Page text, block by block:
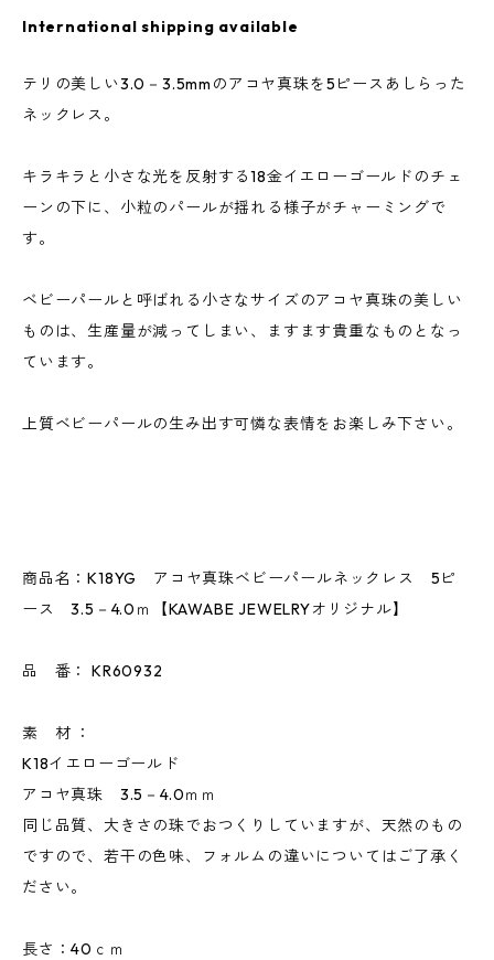
International shipping available
テリの美しい3.0－3.5mmのアコヤ真珠を5ピースあしらった
ネックレス。
キラキラと小さな光を反射する18金イエローゴールドのチェ
ーンの下に、小粒のパールが揺れる様子がチャーミングで
す。
ベビーパールと呼ばれる小さなサイズのアコヤ真珠の美しい
ものは、生産量が減ってしまい、ますます貴重なものとなっ
ています。
上質ベビーパールの生み出す可憐な表情をお楽しみ下さい。
商品名：K18YG アコヤ真珠ベビーパールネックレス 5ピ
ース 3.5－4.0ｍ【KAWABE JEWELRYオリジナル】
品 番： KR60932
素 材 ：
K18イエローゴールド
アコヤ真珠 3.5－4.0ｍｍ
同じ品質、大きさの珠でおつくりしていますが、天然のもの
ですので、若干の色味、フォルムの違いについてはご了承く
ださい。
長さ：40ｃｍ